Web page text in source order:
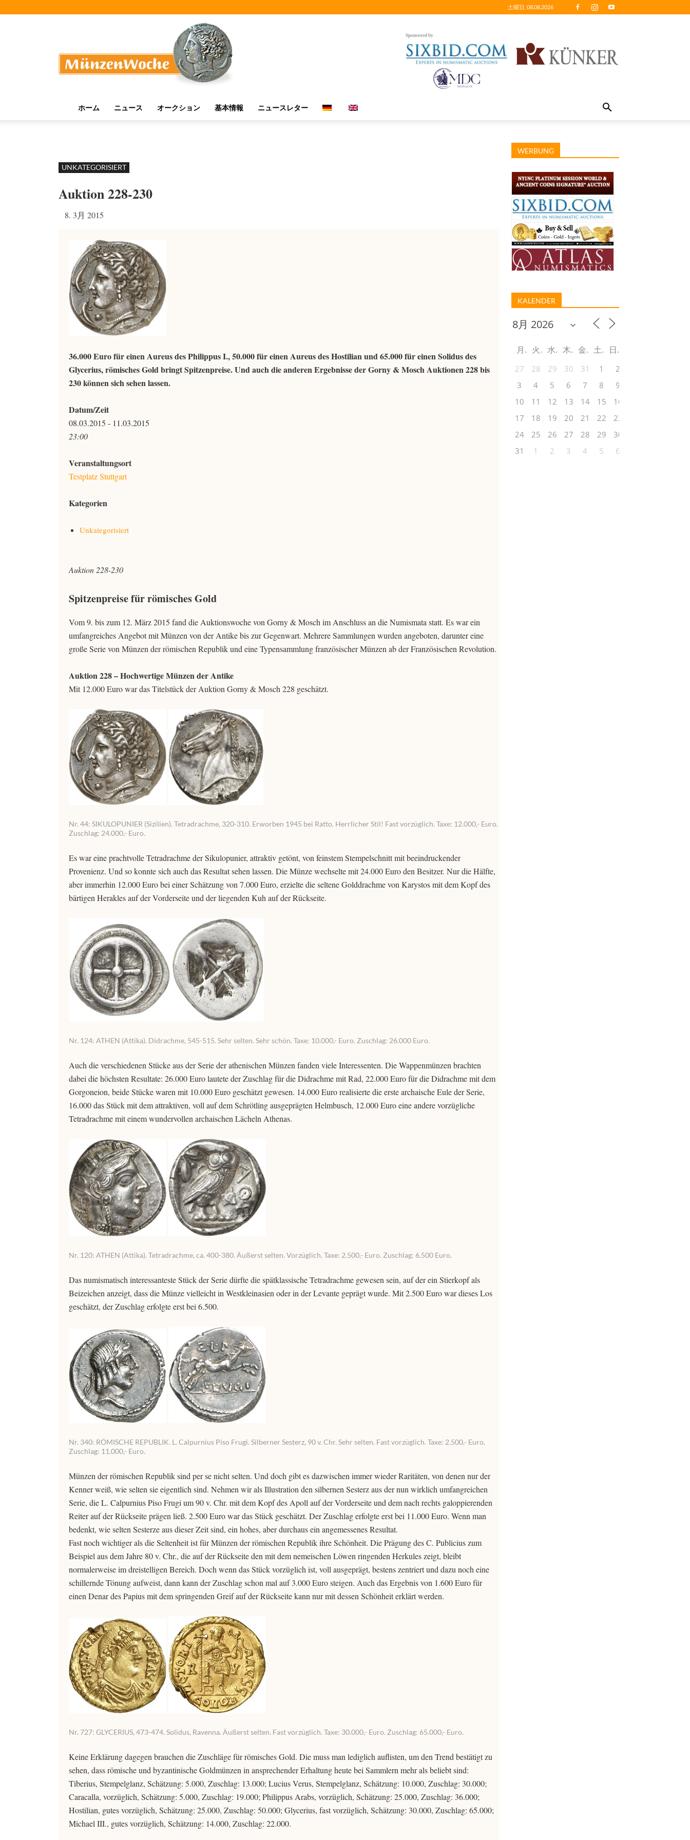
土曜日, 08.08.2026
Sponsored by
ホーム ニュース オークション 基本情報 ニュースレター
UNKATEGORISIERT
Auktion 228-230
8. 3月 2015
36.000 Euro für einen Aureus des Philippus I., 50.000 für einen Aureus des Hostilian und 65.000 für einen Solidus des
Glycerius, römisches Gold bringt Spitzenpreise. Und auch die anderen Ergebnisse der Gorny & Mosch Auktionen 228 bis
230 können sich sehen lassen.
Datum/Zeit
08.03.2015 - 11.03.2015
23:00
Veranstaltungsort
Testplatz Stuttgart
Kategorien
Unkategorisiert
Auktion 228-230
Spitzenpreise für römisches Gold
Vom 9. bis zum 12. März 2015 fand die Auktionswoche von Gorny & Mosch im Anschluss an die Numismata statt. Es war ein
umfangreiches Angebot mit Münzen von der Antike bis zur Gegenwart. Mehrere Sammlungen wurden angeboten, darunter eine
große Serie von Münzen der römischen Republik und eine Typensammlung französischer Münzen ab der Französischen Revolution.
Auktion 228 – Hochwertige Münzen der Antike
Mit 12.000 Euro war das Titelstück der Auktion Gorny & Mosch 228 geschätzt.
Nr. 44: SIKULOPUNIER (Sizilien). Tetradrachme, 320-310. Erworben 1945 bei Ratto. Herrlicher Stil! Fast vorzüglich. Taxe: 12.000,- Euro.
Zuschlag: 24.000,- Euro.
Es war eine prachtvolle Tetradrachme der Sikulopunier, attraktiv getönt, von feinstem Stempelschnitt mit beeindruckender
Provenienz. Und so konnte sich auch das Resultat sehen lassen. Die Münze wechselte mit 24.000 Euro den Besitzer. Nur die Hälfte,
aber immerhin 12.000 Euro bei einer Schätzung von 7.000 Euro, erzielte die seltene Golddrachme von Karystos mit dem Kopf des
bärtigen Herakles auf der Vorderseite und der liegenden Kuh auf der Rückseite.
Nr. 124: ATHEN (Attika). Didrachme, 545-515. Sehr selten. Sehr schön. Taxe: 10.000,- Euro. Zuschlag: 26.000 Euro.
Auch die verschiedenen Stücke aus der Serie der athenischen Münzen fanden viele Interessenten. Die Wappenmünzen brachten
dabei die höchsten Resultate: 26.000 Euro lautete der Zuschlag für die Didrachme mit Rad, 22.000 Euro für die Didrachme mit dem
Gorgoneion, beide Stücke waren mit 10.000 Euro geschätzt gewesen. 14.000 Euro realisierte die erste archaische Eule der Serie,
16.000 das Stück mit dem attraktiven, voll auf dem Schrötling ausgeprägten Helmbusch, 12.000 Euro eine andere vorzügliche
Tetradrachme mit einem wundervollen archaischen Lächeln Athenas.
Nr. 120: ATHEN (Attika). Tetradrachme, ca. 400-380. Äußerst selten. Vorzüglich. Taxe: 2.500,- Euro. Zuschlag: 6.500 Euro.
Das numismatisch interessanteste Stück der Serie dürfte die spätklassische Tetradrachme gewesen sein, auf der ein Stierkopf als
Beizeichen anzeigt, dass die Münze vielleicht in Westkleinasien oder in der Levante geprägt wurde. Mit 2.500 Euro war dieses Los
geschätzt, der Zuschlag erfolgte erst bei 6.500.
Nr. 340: RÖMISCHE REPUBLIK. L. Calpurnius Piso Frugi. Silberner Sesterz, 90 v. Chr. Sehr selten. Fast vorzüglich. Taxe: 2.500,- Euro.
Zuschlag: 11.000,- Euro.
Münzen der römischen Republik sind per se nicht selten. Und doch gibt es dazwischen immer wieder Raritäten, von denen nur der
Kenner weiß, wie selten sie eigentlich sind. Nehmen wir als Illustration den silbernen Sesterz aus der nun wirklich umfangreichen
Serie, die L. Calpurnius Piso Frugi um 90 v. Chr. mit dem Kopf des Apoll auf der Vorderseite und dem nach rechts galoppierenden
Reiter auf der Rückseite prägen ließ. 2.500 Euro war das Stück geschätzt. Der Zuschlag erfolgte erst bei 11.000 Euro. Wenn man
bedenkt, wie selten Sesterze aus dieser Zeit sind, ein hohes, aber durchaus ein angemessenes Resultat.
Fast noch wichtiger als die Seltenheit ist für Münzen der römischen Republik ihre Schönheit. Die Prägung des C. Publicius zum
Beispiel aus dem Jahre 80 v. Chr., die auf der Rückseite den mit dem nemeischen Löwen ringenden Herkules zeigt, bleibt
normalerweise im dreistelligen Bereich. Doch wenn das Stück vorzüglich ist, voll ausgeprägt, bestens zentriert und dazu noch eine
schillernde Tönung aufweist, dann kann der Zuschlag schon mal auf 3.000 Euro steigen. Auch das Ergebnis von 1.600 Euro für
einen Denar des Papius mit dem springenden Greif auf der Rückseite kann nur mit dessen Schönheit erklärt werden.
Nr. 727: GLYCERIUS, 473-474. Solidus, Ravenna. Äußerst selten. Fast vorzüglich. Taxe: 30.000,- Euro. Zuschlag: 65.000,- Euro.
Keine Erklärung dagegen brauchen die Zuschläge für römisches Gold. Die muss man lediglich auflisten, um den Trend bestätigt zu
sehen, dass römische und byzantinische Goldmünzen in ansprechender Erhaltung heute bei Sammlern mehr als beliebt sind:
Tiberius, Stempelglanz, Schätzung: 5.000, Zuschlag: 13.000; Lucius Verus, Stempelglanz, Schätzung: 10.000, Zuschlag: 30.000;
Caracalla, vorzüglich, Schätzung: 5.000, Zuschlag: 19.000; Philippus Arabs, vorzüglich, Schätzung: 25.000, Zuschlag: 36.000;
Hostilian, gutes vorzüglich, Schätzung: 25.000, Zuschlag: 50.000; Glycerius, fast vorzüglich, Schätzung: 30.000, Zuschlag: 65.000;
Michael III., gutes vorzüglich, Schätzung: 14.000, Zuschlag: 22.000.
WERBUNG
KALENDER
月 火 水 木 金 土 日
27 28 29 30 31 1
2
3
4 5 6 7 8
9
10
11 12 13 14 15
16
17
18 19 20 21 22
23
24
25 26 27 28 29
30
31
1 2 3 4 5 6